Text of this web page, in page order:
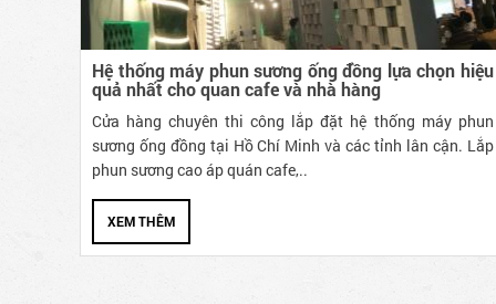
Bộ máy phun sương rời 30 béc phun GP-
2600B
Giá : 1,550,000 VNĐ
Hệ thống máy phun sương ống đồng lựa chọn hiệu
quả nhất cho quan cafe và nhà hàng
Cửa hàng chuyên thi công lắp đặt hệ thống máy phun
sương ống đồng tại Hồ Chí Minh và các tỉnh lân cận. Lắp
phun sương cao áp quán cafe,..
XEM THÊM